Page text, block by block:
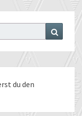
Search
du den